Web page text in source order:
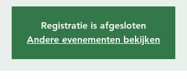
Registratie is afgesloten
Andere evenementen bekijken